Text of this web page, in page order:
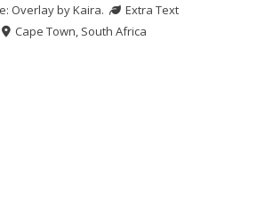
Overlay byKaira.
Extra Text
Cape Town, South Africa